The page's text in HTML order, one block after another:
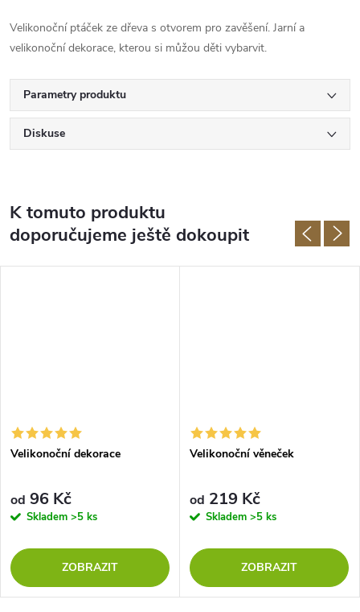
Velikonoční ptáček ze dřeva s otvorem pro zavěšení. Jarní a
velikonoční dekorace, kterou si můžou děti vybarvit.
Parametry produktu
Diskuse
K tomuto produktu
doporučujeme ještě dokoupit
Velikonoční dekorace
od 96 Kč
Skladem >5 ks
ZOBRAZIT
Velikonoční věneček
od 219 Kč
Skladem >5 ks
ZOBRAZIT